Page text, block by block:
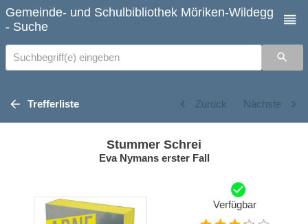
Gemeinde- und Schulbibliothek Möriken-Wildegg
- Suche
Suchbegriff(e) eingeben
Trefferliste Zurück Nächste
Stummer Schrei
Eva Nymans erster Fall
Verfügbar